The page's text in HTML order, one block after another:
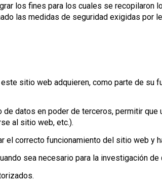
los fines para los cuales se recopilaron
las medidas de seguridad exigidas por
sitio web adquieren, como parte de su
datos en poder de terceros, permitir
al sitio web, etc.).
correcto funcionamiento del sitio web y
sea necesario para la investigación